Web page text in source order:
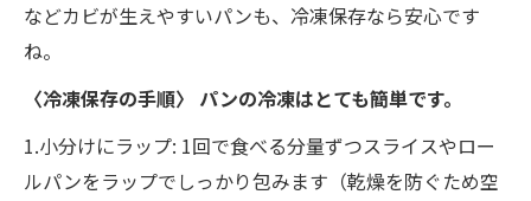
などカビが生えやすいパンも、冷凍保存なら安心です
ね。
〈冷凍保存の手順〉 パンの冷凍はとても簡単です。
1.小分けにラップ: 1回で食べる分量ずつスライスやロー
ルパンをラップでしっかり包みます（乾燥を防ぐため空